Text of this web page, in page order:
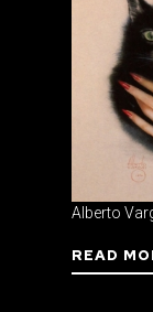
Alberto
READ